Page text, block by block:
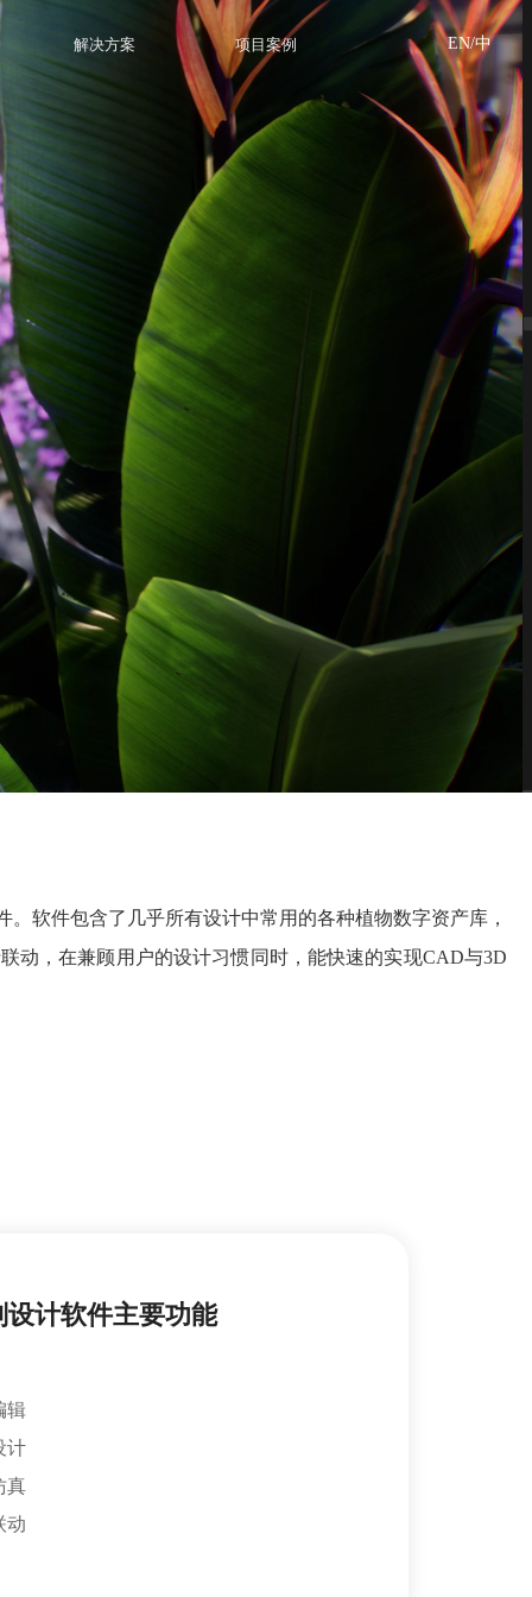
EN/中
解决方案 项目案例
软件包含了几乎所有设计中常用的各种植物数字资产库，
动，在兼顾用户的设计习惯同时，能快速的实现CAD与3D
计软件主要功能
辑
计
真
动